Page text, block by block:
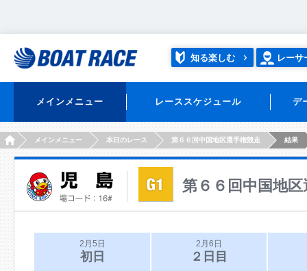
知る楽しむ レーサ
メインメニュー レーススケジュール デ
HOMEメインメニュー 本日のレース 第６６回中国地区選手権競走 結果
第６６回中国地
2月5日
初日
2月6日
２日目